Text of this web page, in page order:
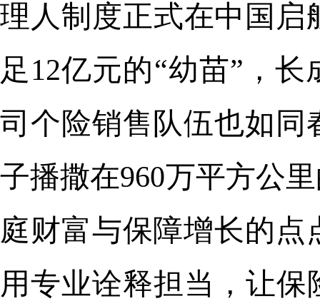
理人制度正式在中国启
足12亿元的“幼苗”，
司个险销售队伍也如同
子播撒在960万平方公
庭财富与保障增长的
用专业诠释担当，让